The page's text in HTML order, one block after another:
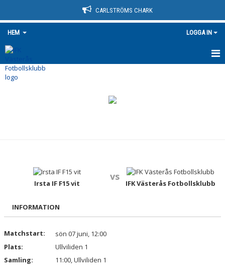
CARLSTRÖMS CHARK
HEM LOGGA IN
HEM
BILDGALLERI
DOKUMENT
MATCHER
Irsta IF F15 vit
vs
IFK Västerås Fotbollsklubb
INFORMATION
Matchstart:
sön 07 juni, 12:00
Plats:
Ullviliden 1
Samling:
11:00, Ullviliden 1